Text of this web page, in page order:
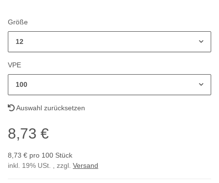
Größe
12
VPE
100
Auswahl zurücksetzen
8,73 €
8,73 € pro 100 Stück
inkl. 19% USt. , zzgl. Versand